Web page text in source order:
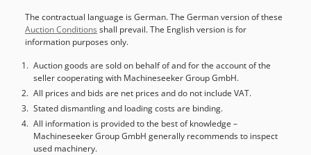
The contractual language is German. The German version of these
Auction Conditions shall prevail. The English version is for
information purposes only.
Auction goods are sold on behalf of and for the account of the
seller cooperating with Machineseeker Group GmbH.
All prices and bids are net prices and do not include VAT.
Stated dismantling and loading costs are binding.
All information is provided to the best of knowledge –
Machineseeker Group GmbH generally recommends to inspect
used machinery.